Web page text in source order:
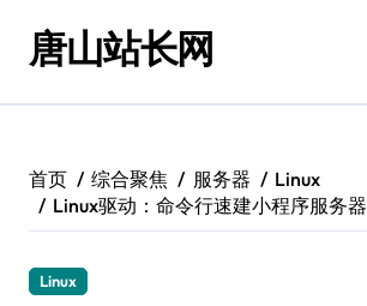
唐山站长网
首页 综合聚焦 服务器
Linux
Linux驱动：命令行速建小程序服务器
Linux